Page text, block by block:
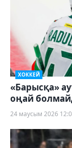
ХОККЕЙ
«Барысқа»
оңай
24 маусым 2026